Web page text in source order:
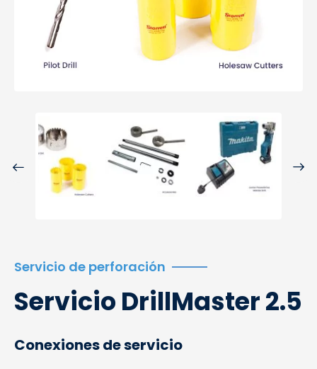
Servicio de perforación
Servicio DrillMaster 2.5
Conexiones de servicio